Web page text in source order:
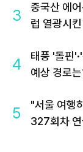
3
중국산 에
럽 열광시킨
4
태풍 '돌핀
예상 경로
5
"서울 여행
327회차